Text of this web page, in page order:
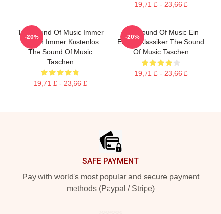
19,71 £ - 23,66 £
The Sound Of Music Immer
Singen Immer Kostenlos
The Sound Of Music
Taschen
19,71 £ - 23,66 £
-20%
The Sound Of Music Ein
Echter Klassiker The Sound
Of Music Taschen
19,71 £ - 23,66 £
-20%
SAFE PAYMENT
Pay with world's most popular and secure payment
methods (Paypal / Stripe)